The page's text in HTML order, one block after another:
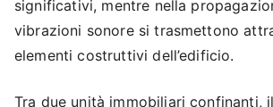
significativi, mentre nella
vibrazioni sonore si trasmettono
elementi costruttivi dell’edificio.
Tra due unità immobiliari confinanti,